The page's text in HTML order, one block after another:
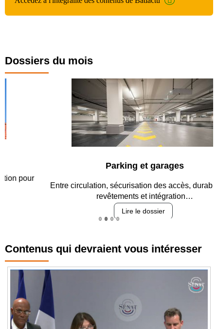
Dossiers du mois
Parking et garages
Entre circulation, sécurisation des accès, durabilité des
revêtements et intégration…
Lire le dossier
Contenus qui devraient vous intéresser